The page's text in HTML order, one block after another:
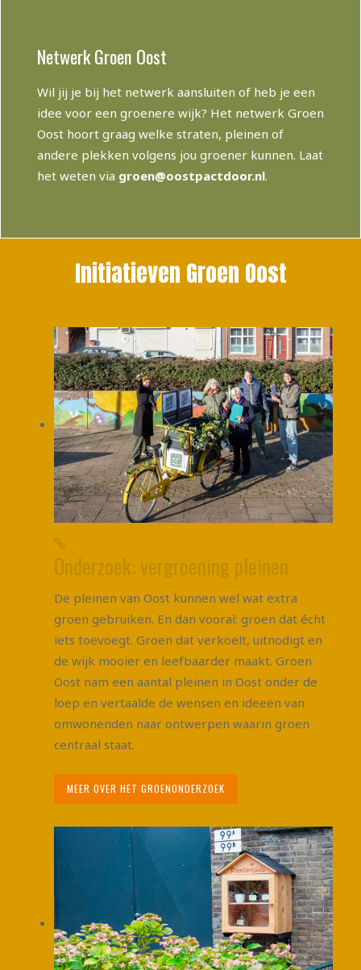
Netwerk Groen Oost
Wil jij je bij het netwerk aansluiten of heb je een
idee voor een groenere wijk? Het netwerk Groen
Oost hoort graag welke straten, pleinen of
andere plekken volgens jou groener kunnen. Laat
het weten via groen@oostpactdoor.nl.
Initiatieven Groen Oost
Onderzoek: vergroening pleinen
De pleinen van Oost kunnen wel wat extra
groen gebruiken. En dan vooral: groen dat écht
iets toevoegt. Groen dat verkoelt, uitnodigt en
de wijk mooier en leefbaarder maakt. Groen
Oost nam een aantal pleinen in Oost onder de
loep en vertaalde de wensen en ideeën van
omwonenden naar ontwerpen waarin groen
centraal staat.
MEER OVER HET GROENONDERZOEK